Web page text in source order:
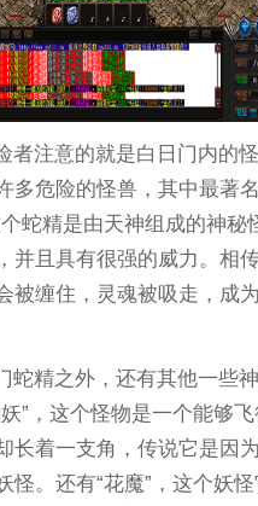
者注意的就是白日门内的
多危险的怪兽，其中最著
个蛇精是由天神组成的神秘
并且具有很强的威力。相
被缠住，灵魂被吸走，成
蛇精之外，还有其他一些
”，这个怪物是一个能够
长着一支角，传说它是因
怪。还有“花魔”，这个妖